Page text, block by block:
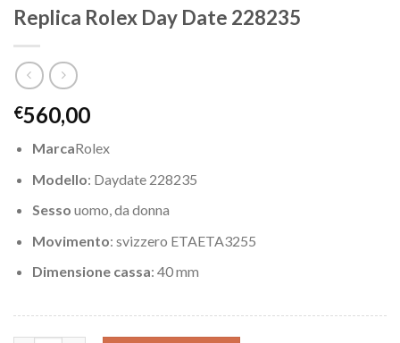
Replica Rolex Day Date 228235
€560,00
MarcaRolex
Modello: Daydate 228235
Sesso uomo, da donna
Movimento: svizzero ETAETA3255
Dimensione cassa: 40 mm